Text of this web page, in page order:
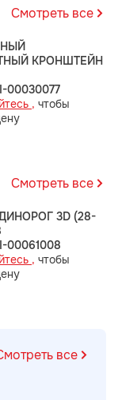
Смотреть все
КРОНШТЕЙН
00030077
, чтобы
Смотреть все
3D (28-
00061008
, чтобы
все